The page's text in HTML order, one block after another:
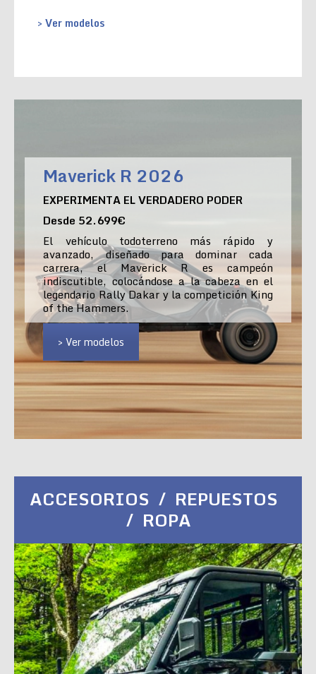
> Ver modelos
Maverick R 2026
EXPERIMENTA EL VERDADERO PODER
Desde 52.699€
El vehículo todoterreno más rápido y
avanzado, diseñado para dominar cada
carrera, el Maverick R es campeón
indiscutible, colocándose a la cabeza en el
legendario Rally Dakar y la competición King
of the Hammers.
> Ver modelos
ACCESORIOS / REPUESTOS
/ ROPA